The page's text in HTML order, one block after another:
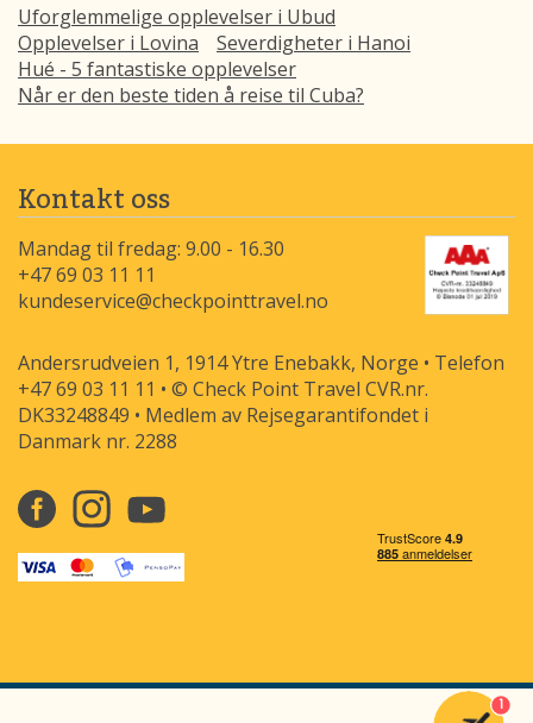
Uforglemmelige opplevelser i Ubud
Opplevelser i Lovina
Severdigheter i Hanoi
Hué - 5 fantastiske opplevelser
Når er den beste tiden å reise til Cuba?
Kontakt oss
Mandag til fredag: 9.00 - 16.30
+47 69 03 11 11
kundeservice@checkpointtravel.no
Andersrudveien 1, 1914 Ytre Enebakk, Norge • Telefon
+47 69 03 11 11 • © Check Point Travel CVR.nr.
DK33248849 • Medlem av Rejsegarantifondet i
Danmark nr. 2288
1